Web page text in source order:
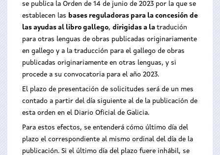
se publica la Orden de 14 de junio de 2023 por la que se
establecen las bases reguladoras para la concesión de
las ayudas al libro gallego, dirigidas a la tradución
para otras lenguas de obras publicadas originariamente
en gallego y a la traducción para el gallego de obras
publicadas originariamente en otras lenguas, y si
procede a su convocatoria para el año 2023.
El plazo de presentación de solicitudes será de un mes
contado a partir del día siguiente al de la publicación de
esta orden en el Diario Oficial de Galicia.
Para estos efectos, se entenderá cómo último día del
plazo el correspondiente al mismo ordinal del día de la
publicación. Si el último día del plazo fuere inhábil, se